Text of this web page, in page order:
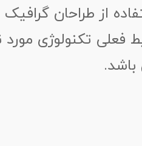
از طراحان
تکنولوژی مورد
باشد.